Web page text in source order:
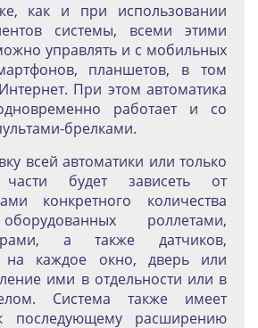
как и при использовании
системы, всеми этими
управлять и с мобильных
планшетов, в том
При этом автоматика
работает и со
брелками.
всей автоматики или только
будет зависеть от
конкретного количества
роллетами,
а также датчиков,
на каждое окно, дверь или
ими в отдельности или в
Система также имеет
последующему расширению